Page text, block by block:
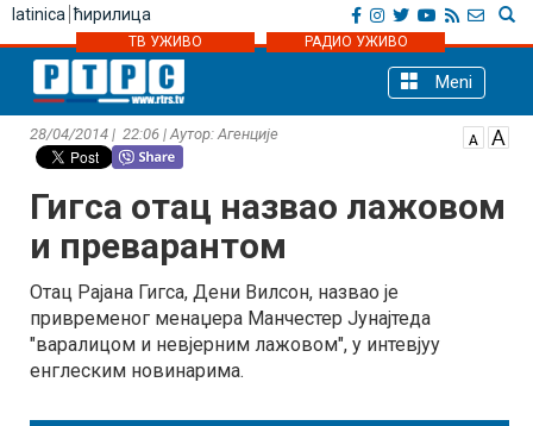
latinica ћирилица
ТВ УЖИВО РАДИО УЖИВО
Meni
28/04/2014 | 22:06 | Аутор: Агенције
Гигса отац назвао лажовом
и преварантом
Отац Рајана Гигса, Дени Вилсон, назвао је
привременог менаџера Манчестер Јунајтеда
"варалицом и невјерним лажовом", у интевјуу
енглеским новинарима.